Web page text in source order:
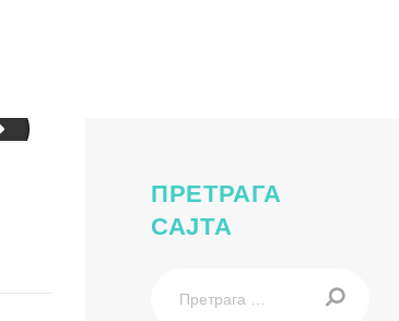
09-svetski dan deteta
ПРЕТРАГА
САЈТА